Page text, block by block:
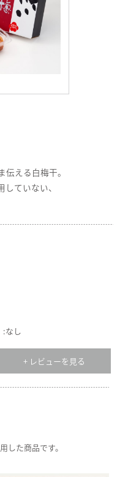
える白梅干。
ていない、
:なし
+ レビューを見る
した商品です。